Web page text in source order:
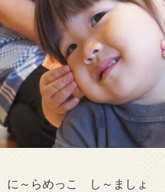
に～らめっこ し～ましょ